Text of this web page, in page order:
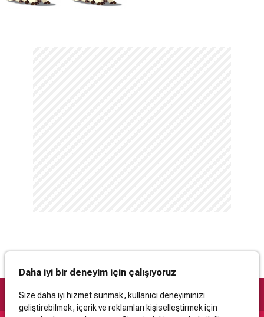
Daha iyi bir deneyim için çalışıyoruz
Size daha iyi hizmet sunmak, kullanıcı deneyiminizi
geliştirebilmek, içerik ve reklamları kişiselleştirmek için